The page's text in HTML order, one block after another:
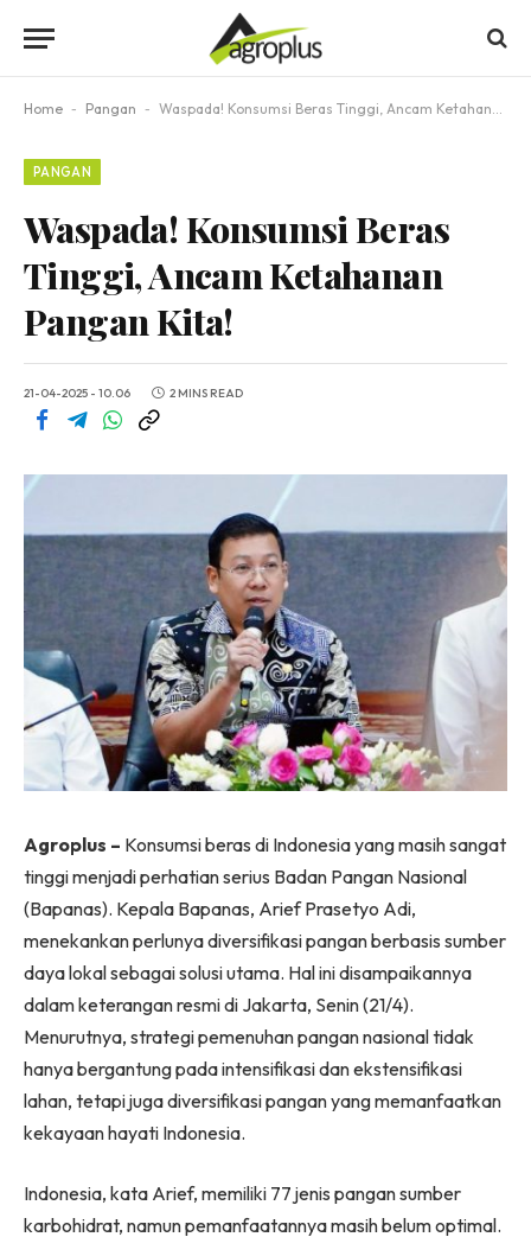
Home - Pangan - Waspada! Konsumsi Beras Tinggi, Ancam Ketahanan Pangan Kita!
PANGAN
Waspada! Konsumsi Beras
Tinggi, Ancam Ketahanan
Pangan Kita!
21-04-2025 - 10.06 2 MINS READ
Agroplus – Konsumsi beras di Indonesia yang masih sangat
tinggi menjadi perhatian serius Badan Pangan Nasional
(Bapanas). Kepala Bapanas, Arief Prasetyo Adi,
menekankan perlunya diversifikasi pangan berbasis sumber
daya lokal sebagai solusi utama. Hal ini disampaikannya
dalam keterangan resmi di Jakarta, Senin (21/4).
Menurutnya, strategi pemenuhan pangan nasional tidak
hanya bergantung pada intensifikasi dan ekstensifikasi
lahan, tetapi juga diversifikasi pangan yang memanfaatkan
kekayaan hayati Indonesia.
Indonesia, kata Arief, memiliki 77 jenis pangan sumber
karbohidrat, namun pemanfaatannya masih belum optimal.